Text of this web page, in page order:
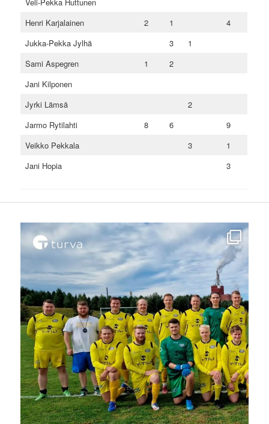
Henri Karjalainen
2 1
4
Jukka-Pekka Jylhä
3
1
Sami Aspegren
1
2
Jani Kilponen
Jyrki Lämsä
2
Jarmo Rytilahti
8 6
9
Veikko Pekkala
3
1
Jani Hopia
3